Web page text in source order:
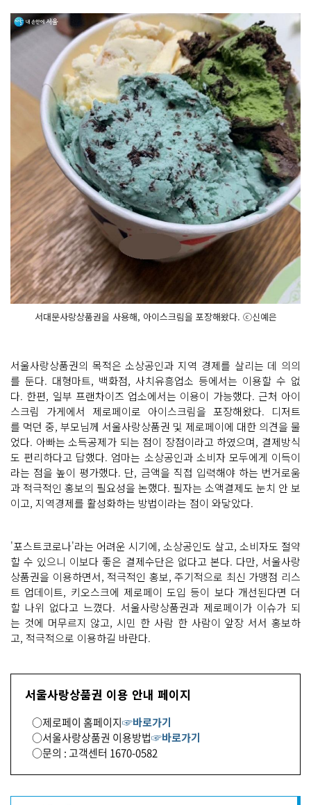
서대문사랑상품권을 사용해, 아이스크림을 포장해왔다. ⓒ신예은
서울사랑상품권의 목적은 소상공인과 지역 경제를 살리는 데 의의
를 둔다. 대형마트, 백화점, 사치유흥업소 등에서는 이용할 수 없
다. 한편, 일부 프랜차이즈 업소에서는 이용이 가능했다. 근처 아이
스크림 가게에서 제로페이로 아이스크림을 포장해왔다. 디저트
를 먹던 중, 부모님께 서울사랑상품권 및 제로페이에 대한 의견을 물
었다. 아빠는 소득공제가 되는 점이 장점이라고 하였으며, 결제방식
도 편리하다고 답했다. 엄마는 소상공인과 소비자 모두에게 이득이
라는 점을 높이 평가했다. 단, 금액을 직접 입력해야 하는 번거로움
과 적극적인 홍보의 필요성을 논했다. 필자는 소액결제도 눈치 안 보
이고, 지역경제를 활성화하는 방법이라는 점이 와닿았다.
'포스트코로나'라는 어려운 시기에, 소상공인도 살고, 소비자도 절약
할 수 있으니 이보다 좋은 결제수단은 없다고 본다. 다만, 서울사랑
상품권을 이용하면서, 적극적인 홍보, 주기적으로 최신 가맹점 리스
트 업데이트, 키오스크에 제로페이 도입 등이 보다 개선된다면 더
할 나위 없다고 느꼈다. 서울사랑상품권과 제로페이가 이슈가 되
는 것에 머무르지 않고, 시민 한 사람 한 사람이 앞장 서서 홍보하
고, 적극적으로 이용하길 바란다.
서울사랑상품권 이용 안내 페이지
○제로페이 홈페이지☞바로가기
○서울사랑상품권 이용방법☞바로가기
○문의 : 고객센터 1670-0582